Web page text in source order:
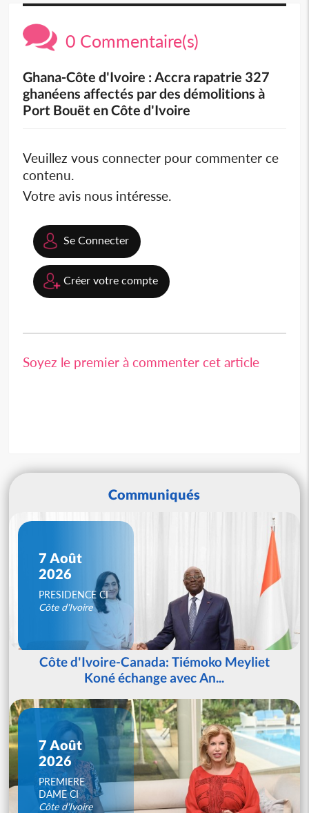
0 Commentaire(s)
Ghana-Côte d'Ivoire : Accra rapatrie 327
ghanéens affectés par des démolitions à
Port Bouët en Côte d'Ivoire
Veuillez vous connecter pour commenter ce
contenu.
Votre avis nous intéresse.
Se Connecter
Créer votre compte
Soyez le premier à commenter cet article
Communiqués
7 Août
2026
PRESIDENCE CI
Côte d'Ivoire
Côte d'Ivoire-Canada: Tiémoko Meyliet
Koné échange avec An...
7 Août
2026
PREMIERE
DAME CI
Côte d'Ivoire